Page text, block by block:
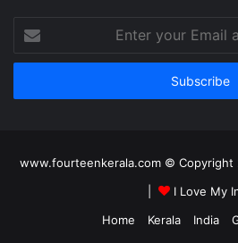
your
Email
www.fourteenkerala.com © Copyright
I Love My
Home
Kerala India